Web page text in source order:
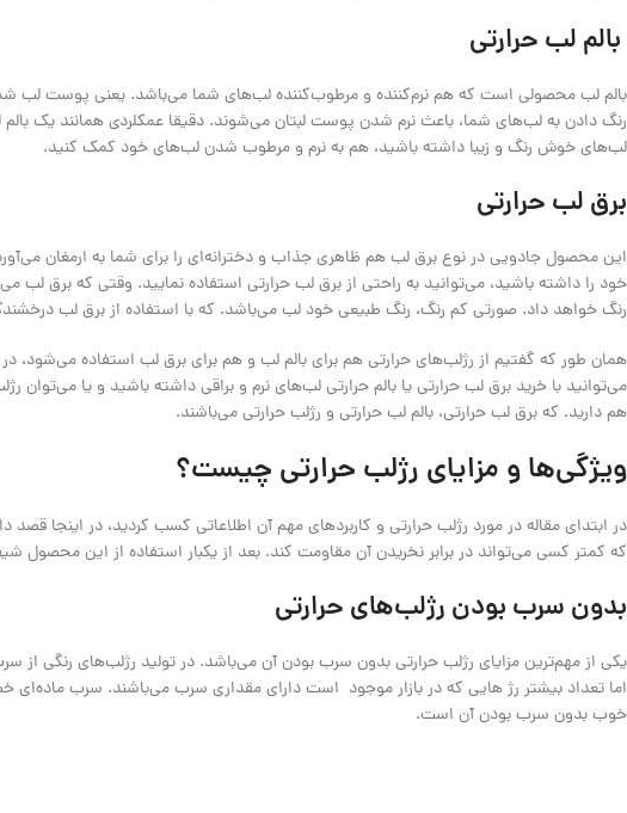
بالم لب حرارتی
بالم لب محصولی است که هم نرم‌کننده و مرطوب‌کننده لب‌های شما می‌باشد. یعنی پوست لب
رنگ دادن به لب‌های شما، باعث نرم شدن پوست لبتان می‌شوند. دقیقا عمکلردی همانند یک بالم
لب‌های خوش رنگ و زیبا داشته باشید، هم به نرم و مرطوب شدن لب‌های خود کمک کنید.
برق لب حرارتی
این محصول جادویی در نوع برق لب هم ظاهری جذاب و دخترانه‌ای را برای شما به ارمغان
خود را داشته باشید، می‌توانید به راحتی از برق لب حرارتی استفاده نمایید. وقتی که برق
رنگ خواهد داد. صورتی کم رنگ، رنگ طبیعی خود لب می‌باشد. که با استفاده از برق لب
همان طور که گفتیم از رژلب‌های حرارتی هم برای بالم لب و هم برای برق لب استفاده می‌شود،
می‌توانید با خرید برق لب حرارتی یا بالم حرارتی لب‌های نرم و براقی داشته باشید و یا
هم دارید. که برق لب حرارتی، بالم لب حرارتی و رژلب حرارتی می‌باشند.
ویژگی‌ها و مزایای رژلب حرارتی چیست؟
در ابتدای مقاله در مورد رژلب حرارتی و کاربرد‌های مهم آن اطلاعاتی کسب کردید، در اینجا قصد
که کمتر کسی می‌تواند در برابر نخریدن آن مقاومت کند. بعد از یکبار استفاده از این محصول
بدون سرب بودن رژلب‌های حرارتی
یکی از مهم‌ترین مزایای رژلب حرارتی بدون سرب بودن آن می‌باشد. در تولید رژلب‌های رنگی از
اما تعداد بیشتر رژ هایی که در بازار موجود است دارای مقداری سرب می‌باشند. سرب ماده‌ای
خوب بدون سرب بودن آن است.